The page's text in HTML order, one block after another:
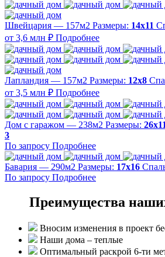
Швейцария — 157м2 Размеры: 14х11
от 3,6 млн ₽ Подробнее
Лапландия — 157м2 Размеры: 12х8
от 3,5 млн ₽ Подробнее
Дом с гаражом — 238м2 Размеры: 26х11
3
По запросу Подробнее
Бавария — 290м2 Размеры: 17х16
По запросу Подробнее
Преимущества
Вносим изменения в проект
Наши дома – теплые
Оптимальный раскрой 6-ти